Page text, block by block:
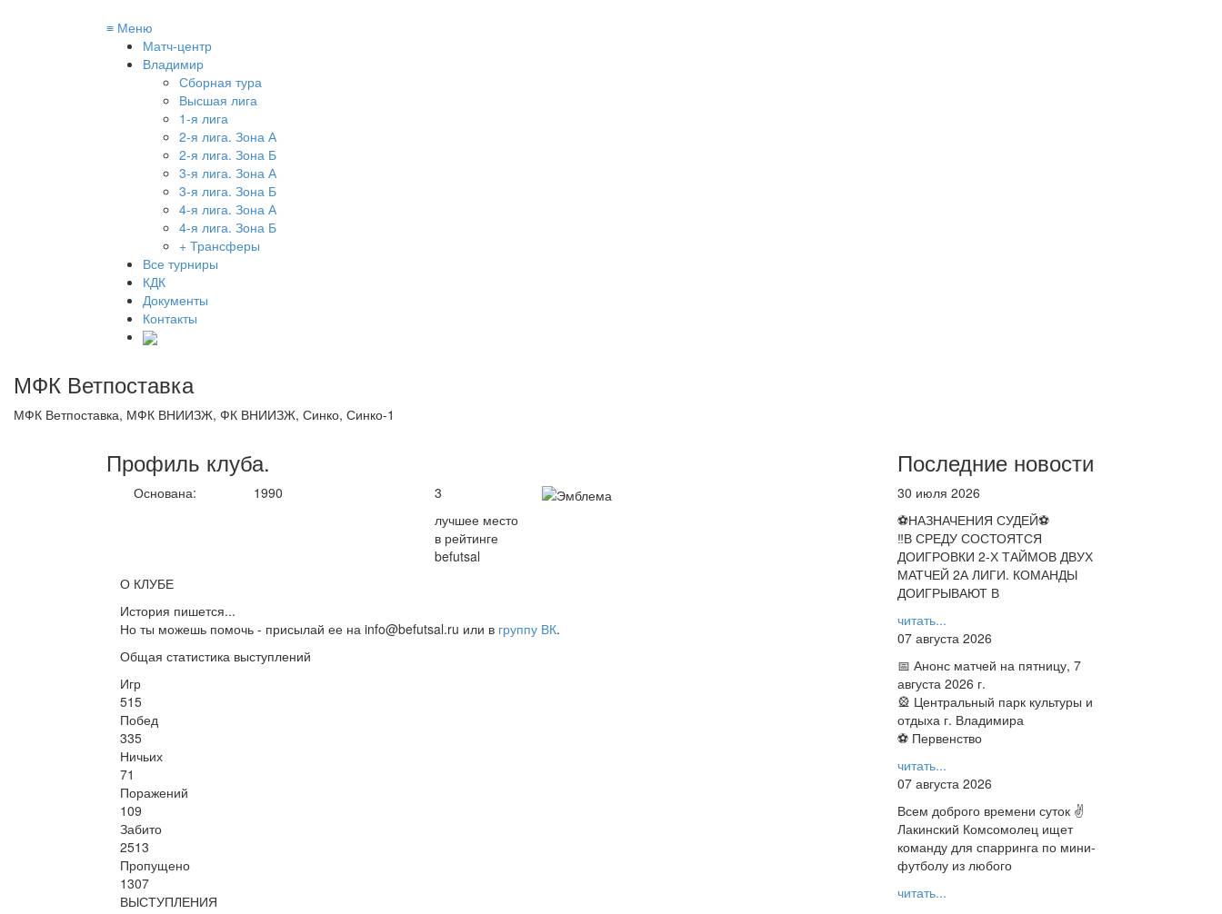
≡ Меню
Матч-центр
Владимир
Сборная тура
Высшая лига
1-я лига
2-я лига. Зона А
2-я лига. Зона Б
3-я лига. Зона А
3-я лига. Зона Б
4-я лига. Зона А
4-я лига. Зона Б
+ Трансферы
Все турниры
КДК
Документы
Контакты
МФК Ветпоставка
МФК Ветпоставка, МФК ВНИИЗЖ, ФК ВНИИЗЖ, Синко, Синко-1
Профиль клуба.
Основана: 1990
3
лучшее место
в рейтинге
befutsal
О КЛУБЕ
История пишется...
Но ты можешь помочь - присылай ее на info@befutsal.ru или в группу ВК.
Общая статистика выступлений
Игр
515
Побед
335
Ничьих
71
Поражений
109
Забито
2513
Пропущено
1307
ВЫСТУПЛЕНИЯ
Последние новости
30 июля 2026
⚽НАЗНАЧЕНИЯ СУДЕЙ⚽
‼В СРЕДУ СОСТОЯТСЯ
ДОИГРОВКИ 2-Х ТАЙМОВ ДВУХ
МАТЧЕЙ 2А ЛИГИ. КОМАНДЫ
ДОИГРЫВАЮТ В
читать...
07 августа 2026
📅 Анонс матчей на пятницу, 7
августа 2026 г.
🎡 Центральный парк культуры и
отдыха г. Владимира
⚽ Первенство
читать...
07 августа 2026
Всем доброго времени суток ✌
Лакинский Комсомолец ищет
команду для спарринга по мини-
футболу из любого
читать...